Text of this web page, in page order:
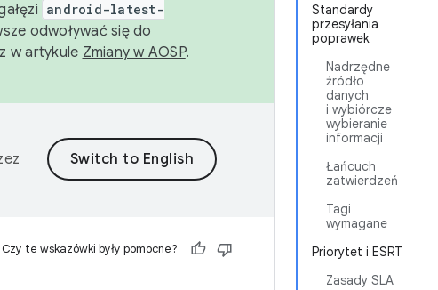
Standardy
przesyłania
poprawek
Nadrzędne
źródło
danych
i wybiórcze
wybieranie
informacji
Łańcuch
zatwierdzeń
Tagi
wymagane
Priorytet i ESRT
Zasady SLA
android-latest-
odwoływać się do
w artykule Zmiany w AOSP.
Czy te wskazówki były pomocne?